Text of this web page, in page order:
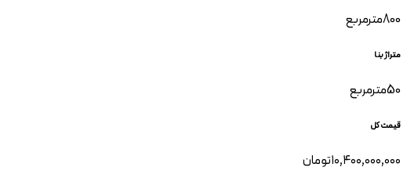
800مترمربع
متراژ بنا
50مترمربع
قیمت کل
۱۰٬۴۰۰٬۰۰۰٬۰۰۰تومان